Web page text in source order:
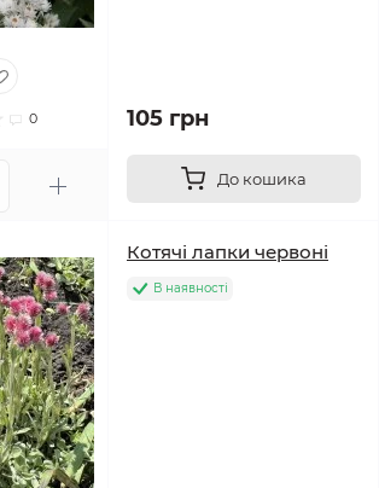
0 105 грн
До кошика
Котячі лапки червоні
В наявності